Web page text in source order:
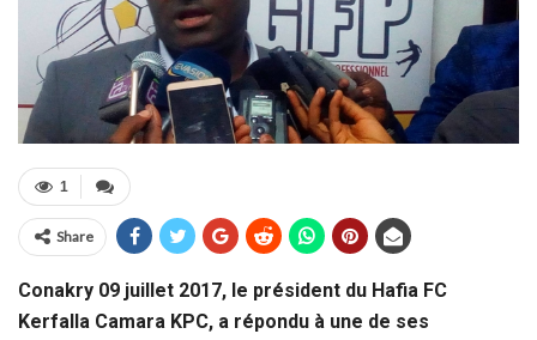
1
Share
Conakry 09 juillet 2017, le président du Hafia FC
Kerfalla Camara KPC, a répondu à une de ses